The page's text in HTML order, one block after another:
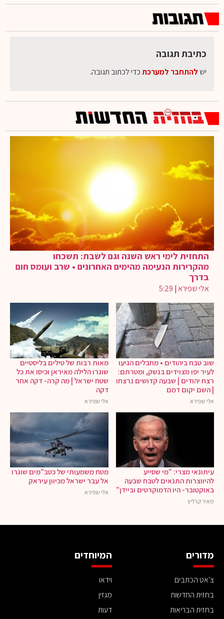
כתיבת תגובה
יש להתחבר למערכתכדי לכתוב תגובה.
התחזית לימי ראש השנה וגם לשבת: תשכחו
מהקרירות הנעימה מהימים האחרונים • שרב ועומס חום
בדרך
אלי שפירא|
5:29
שוב טבח ביהודים • מחבלים הגיעו
לעיר יפו מצוידים בנשק, ומטרתם:
רצח יהודים | שבעה קדושים נרצחו
| השם יקום דמם
אלי שפירא
מאות רבות של טילים בליסטיים
שוגרו הלילה מאיראן וכיסו את כל
שטח ישראל | מה קרה- דקה אחר
דקה
אלי שפירא
עיתונאי מצרי: "מי שסייע
להיווצרות התנאים לטבח שבעה
באוקטובר- היו הדמוקרטים וביידן"
מאיר קרליץ
מטח משמעותי של כטב"מים שוגרו
אל עבר ישראל מכיוון עיראק
אלי שפירא
מדורים
צ'אט הכתבים
בחזית החדשות
בחזית הבריאות
המיוחדים
וידאו
מגזין
דעות